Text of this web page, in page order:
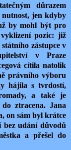
důrazem
nutnost, jen kdyby
by mohl být pro
pozic: již
zástupce v
v Praze
cítila natolik
právního výboru
hájila s tvrdostí,
a také je
ztracena. Jana
on sám byl krátce
bez udání důvodů
a přešel do